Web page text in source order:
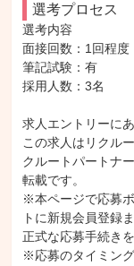
選考プロセス
選考内容
面接回数：1回程度
筆記試験：有
採用人数：3名
求人エントリーに
この求人はリクル
クルートパートナ
転載です。
※本ページで応募
トに新規会員登録
正式な応募手続き
※応募のタイミン